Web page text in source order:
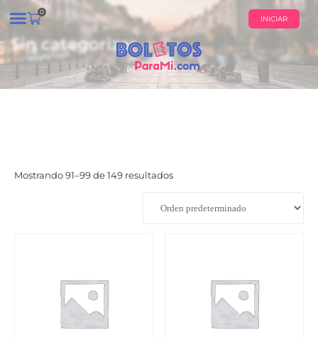
0
INICIAR
Sin categorizar
Mostrando 91–99 de 149 resultados